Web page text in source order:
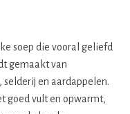
soep die vooral geliefd
gemaakt van
en aardappelen.
goed vult en opwarmt,